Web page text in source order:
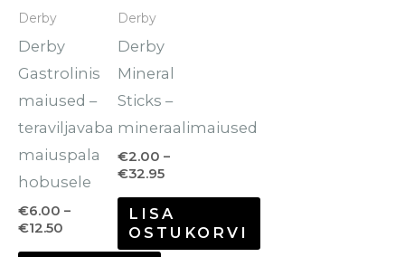
Derby
Derby
Gastrolinis
maiused –
teraviljavaba
maiuspala
hobusele
€6.00 –
€12.50
mitu
varianti.
Valikuid
saab
teha
tootelehel.
Derby
Derby
Mineral
Sticks –
mineraalimaiused
€2.00 –
€32.95
LISA
OSTUKORVI
mitu
varianti.
Valikuid
saab
teha